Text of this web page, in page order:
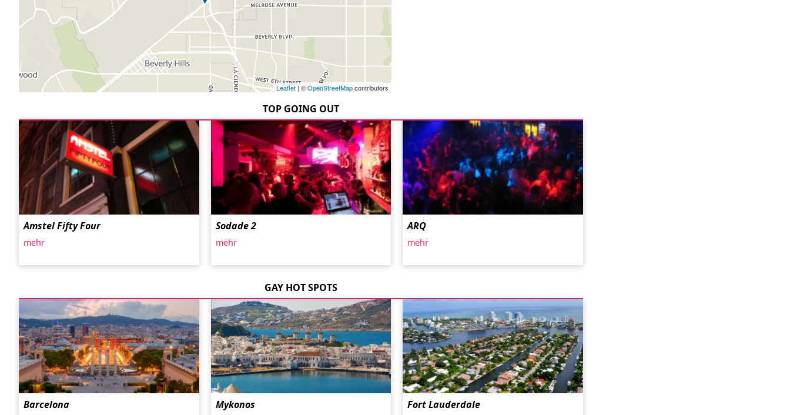
Leaflet| ©OpenStreetMapcontributors
TOP GOING OUT
Amstel Fifty Four
mehr
Sodade 2
mehr
ARQ
mehr
GAY HOT SPOTS
Barcelona Mykonos Fort Lauderdale